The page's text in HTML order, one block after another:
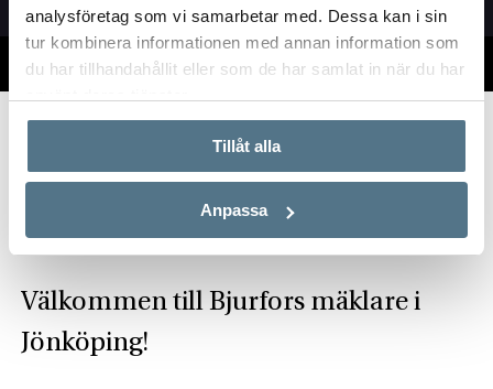
analysföretag som vi samarbetar med. Dessa kan i sin
tur kombinera informationen med annan information som
du har tillhandahållit eller som de har samlat in när du har
Tillåt alla
Anpassa
TILL SALU VI PÅ KONTORET VÄRDERA
Hitta mäklare i Jönköping
Välkommen till Bjurfors mäklare i
Jönköping!